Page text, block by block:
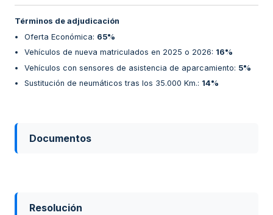
Términos de adjudicación
Oferta Económica: 65%
Vehículos de nueva matriculados en 2025 o 2026: 16%
Vehículos con sensores de asistencia de aparcamiento: 5%
Sustitución de neumáticos tras los 35.000 Km.: 14%
Documentos
Resolución